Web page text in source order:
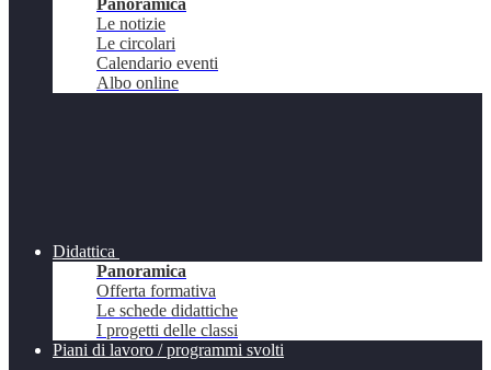
Panoramica
Le notizie
Le circolari
Calendario eventi
Albo online
Didattica
Panoramica
Offerta formativa
Le schede didattiche
I progetti delle classi
Piani di lavoro / programmi svolti